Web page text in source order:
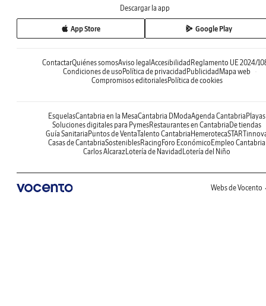
Descargar la app
App Store Google Play
ContactarQuiénes somosAviso legal Accesibilidad Reglamento UE 2024/
Condiciones de uso Política de privacidad Publicidad Mapa web
Compromisos editorialesPolítica de cookies
EsquelasCantabria en la MesaCantabria DModaAgenda Cantabria Playas
Soluciones digitales para PymesRestaurantes en Cantabria De tiendas
Guía Sanitaria Puntos de VentaTalento Cantabria Hemeroteca
Casas de CantabriaSosteniblesRacing Foro Económico Empleo Cantabria
Carlos AlcarazLotería de Navidad Lotería del Niño
Webs de Vocento